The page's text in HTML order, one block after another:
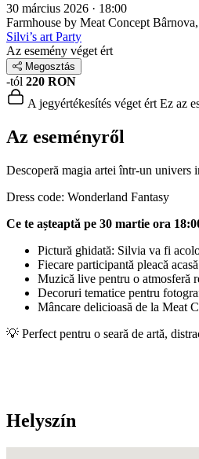
30 március 2026 · 18:00
Farmhouse by Meat Concept
Silvi’s art Party
Az esemény véget ért
Megosztás
-tól 220 RON
A jegyértékesítés véget ért Ez az
Az eseményről
Descoperă magia artei într-un univers
Dress code: Wonderland Fantasy
Ce te așteaptă pe 30 martie ora
Pictură ghidată: Silvia va fi
Fiecare participantă pleacă
Muzică live pentru o atmosferă
Decoruri tematice pentru
Mâncare delicioasă de la Meat
💡 Perfect pentru o seară de artă,
Helyszín